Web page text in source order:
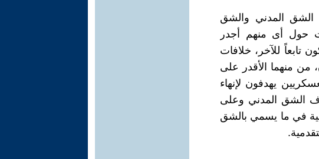
الشق المدني والشق
حول أى منهم أجدر
تابعاً للآخر، خلافات
من منهما الأقدر على
يهدفون لإنهاء
الشق المدني وعلى
في ما يسمي بالشق